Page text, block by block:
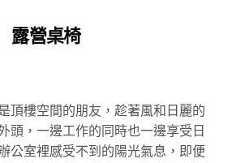
露營桌椅
頂樓空間的朋友，趁著風和日麗的
頭，一邊工作的同時也一邊享受日
公室裡感受不到的陽光氣息，即便